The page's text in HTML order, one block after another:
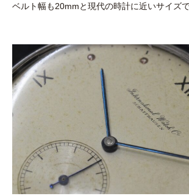
ベルト幅も20mmと現代の時計に近いサイズで